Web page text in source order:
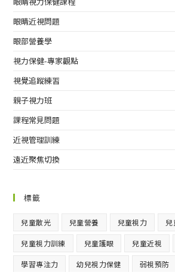
眼睛近視問題
眼部營養學
視力保健-專家觀點
視覺追蹤練習
親子視力班
課程常見問題
近視管理訓練
遠近聚焦切換
標籤
兒童散光 兒童營養 兒童視力 兒
兒童視力訓練 兒童護眼 兒童近視
學習專注力 幼兒視力保健 弱視預防